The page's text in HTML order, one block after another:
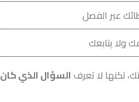
عبر الفصل
ولا يتابعك
لكنها لا تعرف السؤال الذي كان